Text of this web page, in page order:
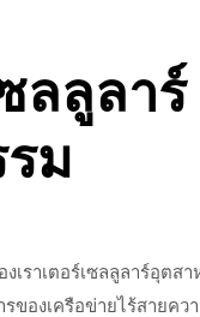
ลลูลาร์
ม
เราเตอร์เซลลูลาร์อุตส
องเครือข่ายไร้สายควา